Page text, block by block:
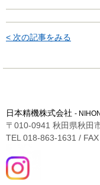
< 次の記事をみる
日本精機株式会社 -
〒010-0941 秋田県秋田
TEL 018-863-1631 /